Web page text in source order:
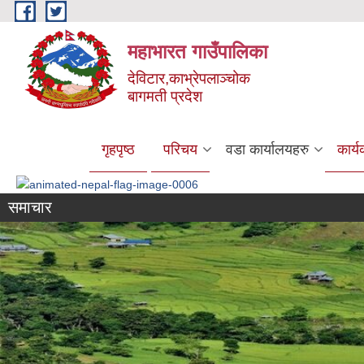
Skip to main content
महाभारत गाउँपालिका
देविटार,काभ्रेपलाञ्चोक
बागमती प्रदेश
गृहपृष्ठ परिचय वडा कार्यालयहरु
समाचार